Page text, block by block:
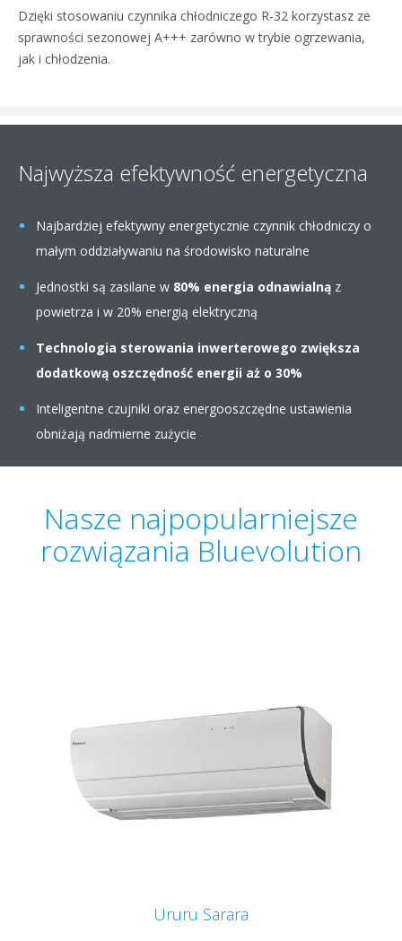
Dzięki stosowaniu czynnika chłodniczego R-32 korzystasz ze
sprawności sezonowej A+++ zarówno w trybie ogrzewania,
jak i chłodzenia.
Najwyższa efektywność energetyczna
Najbardziej efektywny energetycznie czynnik chłodniczy o
małym oddziaływaniu na środowisko naturalne
Jednostki są zasilane w 80% energia odnawialną z
powietrza i w 20% energią elektryczną
Technologia sterowania inwerterowego zwiększa
dodatkową oszczędność energii aż o 30%
Inteligentne czujniki oraz energooszczędne ustawienia
obniżają nadmierne zużycie
Nasze najpopularniejsze
rozwiązania Bluevolution
Ururu Sarara